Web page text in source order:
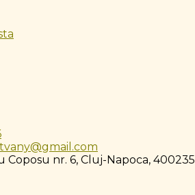
Coposu nr. 6, Cluj-Napoca, 400235